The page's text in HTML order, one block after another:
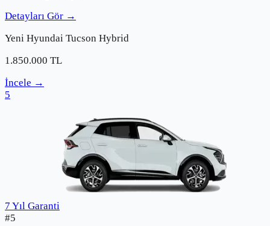
Detayları Gör →
Yeni Hyundai Tucson Hybrid
1.850.000 TL
İncele →
5
7 Yıl Garanti
#5